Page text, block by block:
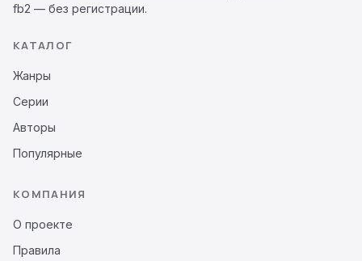
fb2 — без регистрации.
КАТАЛОГ
Жанры
Серии
Авторы
Популярные
КОМПАНИЯ
О проекте
Правила